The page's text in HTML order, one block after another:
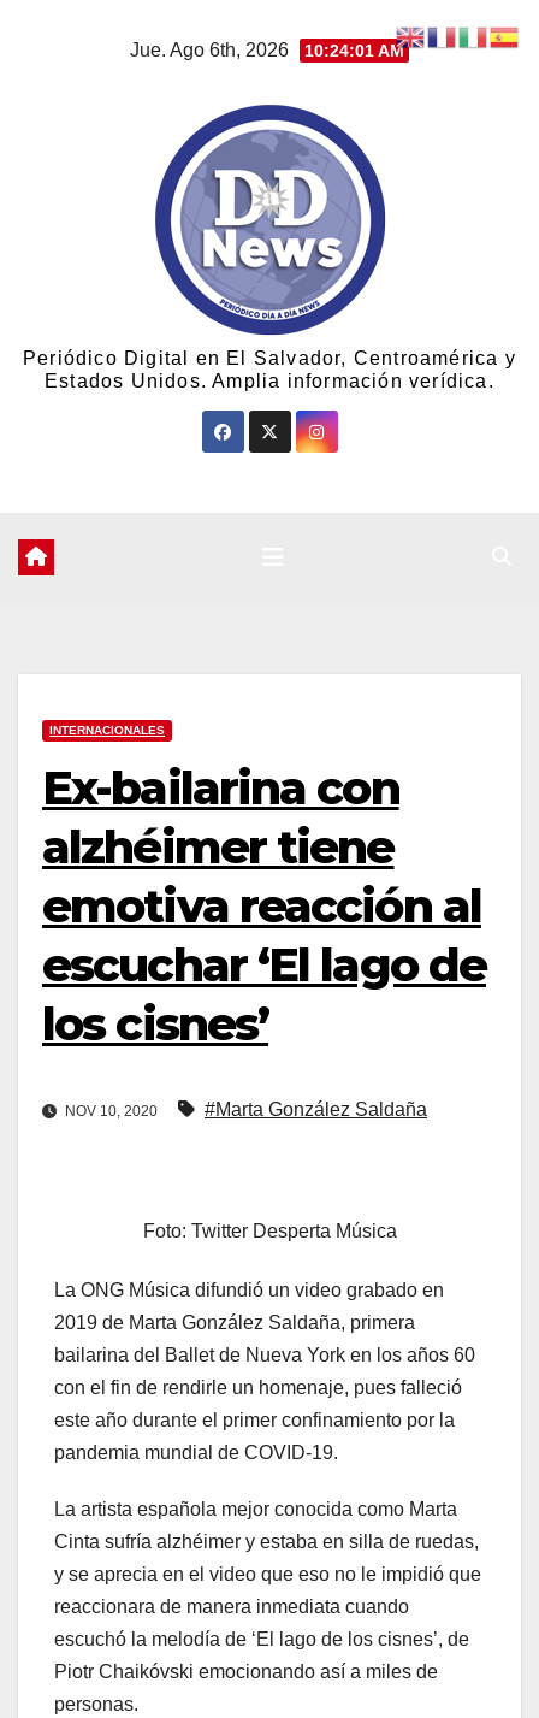
Jue. Ago 6th, 2026 10:24:02 AM
Periódico Digital en El Salvador, Centroamérica y
Estados Unidos. Amplia información verídica.
INTERNACIONALES
Ex-bailarina con
alzhéimer tiene
emotiva reacción al
escuchar ‘El lago de
los cisnes’
NOV 10, 2020 #Marta González Saldaña
Foto: Twitter Desperta Música
La ONG Música difundió un video grabado en
2019 de Marta González Saldaña, primera
bailarina del Ballet de Nueva York en los años 60
con el fin de rendirle un homenaje, pues falleció
este año durante el primer confinamiento por la
pandemia mundial de COVID-19.
La artista española mejor conocida como Marta
Cinta sufría alzhéimer y estaba en silla de ruedas,
y se aprecia en el video que eso no le impidió que
reaccionara de manera inmediata cuando
escuchó la melodía de ‘El lago de los cisnes’, de
Piotr Chaikóvski emocionando así a miles de
personas.